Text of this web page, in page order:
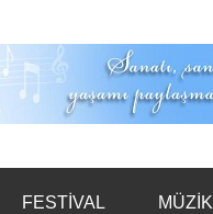
FESTİVAL MÜZİK